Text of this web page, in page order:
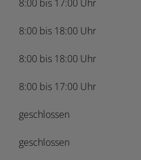
8:00 bis 17:00 Uhr
8:00 bis 18:00 Uhr
8:00 bis 18:00 Uhr
8:00 bis 17:00 Uhr
geschlossen
geschlossen